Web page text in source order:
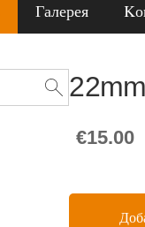
Галерея
€15.00